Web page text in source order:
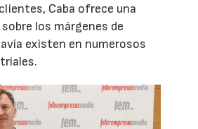
Caba ofrece una
los márgenes de
existen en numerosos